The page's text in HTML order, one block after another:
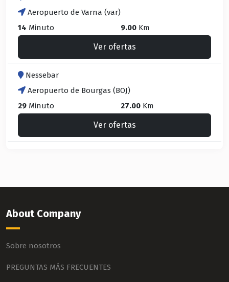
Aeropuerto de Varna (var)
14 Minuto 9.00 Km
Ver ofertas
Nessebar
Aeropuerto de Bourgas (BOJ)
29 Minuto 27.00 Km
Ver ofertas
About Company
Sobre nosotros
PREGUNTAS MÁS FRECUENTES